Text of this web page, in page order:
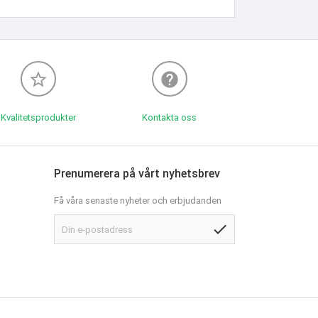
star_border
Kvalitetsprodukter
help
Kontakta oss
Prenumerera på vårt nyhetsbrev
Få våra senaste nyheter och erbjudanden
check